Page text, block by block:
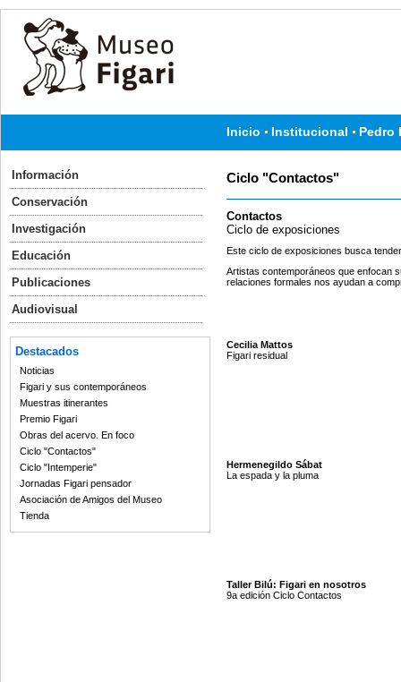
Inicio Institucional Pedro
Información
Conservación
Investigación
Educación
Publicaciones
Audiovisual
Destacados
Noticias
Figari y sus contemporáneos
Muestras itinerantes
Premio Figari
Obras del acervo. En foco
Ciclo "Contactos"
Ciclo "Intemperie"
Jornadas Figari pensador
Asociación de Amigos del Museo
Tienda
Ciclo "Contactos"
Contactos
Ciclo de exposiciones
Este ciclo de exposiciones busca
Artistas contemporáneos que enfocan
relaciones formales nos ayudan a
Cecilia Mattos
Figari residual
Hermenegildo Sábat
La espada y la pluma
Taller Bilú: Figari en nosotros
9a edición Ciclo Contactos